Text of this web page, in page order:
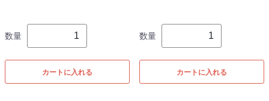
数量
カートに入れる
数量
カートに入れる